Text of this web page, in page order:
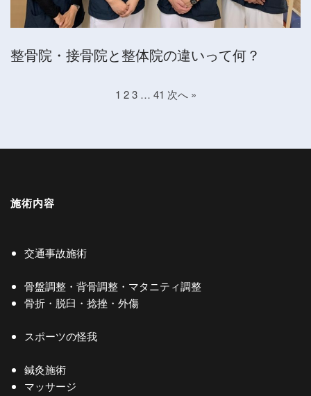
整骨院・接骨院と整体院の違いって何？
1 2 3 … 41 次へ »
施術内容
交通事故施術
骨盤調整・背骨調整・マタニティ調整
骨折・脱臼・捻挫・外傷
スポーツの怪我
鍼灸施術
マッサージ